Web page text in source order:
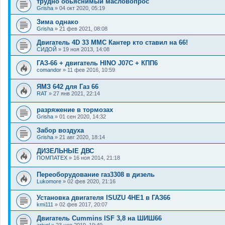
Grisha » 04 окт 2020, 05:19
Зима однако
Grisha » 21 фев 2021, 08:08
Двигатель 4D 33 MMC Кантер кто ставил на 66!
СИДОЙ » 19 ноя 2013, 14:08
ГАЗ-66 + двигатель HINO J07C + КПП6
comandor » 11 фев 2016, 10:59
ЯМЗ 642 для Газ 66
RAT » 27 янв 2021, 22:14
разряжение в тормозах
Grisha » 01 сен 2020, 14:32
Забор воздуха
Grisha » 21 авг 2020, 18:14
ДИЗЕЛЬНЫЕ ДВС
ПОМПАТЕХ » 16 ноя 2014, 21:18
Переоборудование газ3308 в дизель
Lukomore » 02 фев 2020, 21:16
Установка двигателя ISUZU 4HE1 в ГАЗ66
kmi111 » 02 фев 2017, 20:07
Двигатель Cummins ISF 3,8 на ШИШ66